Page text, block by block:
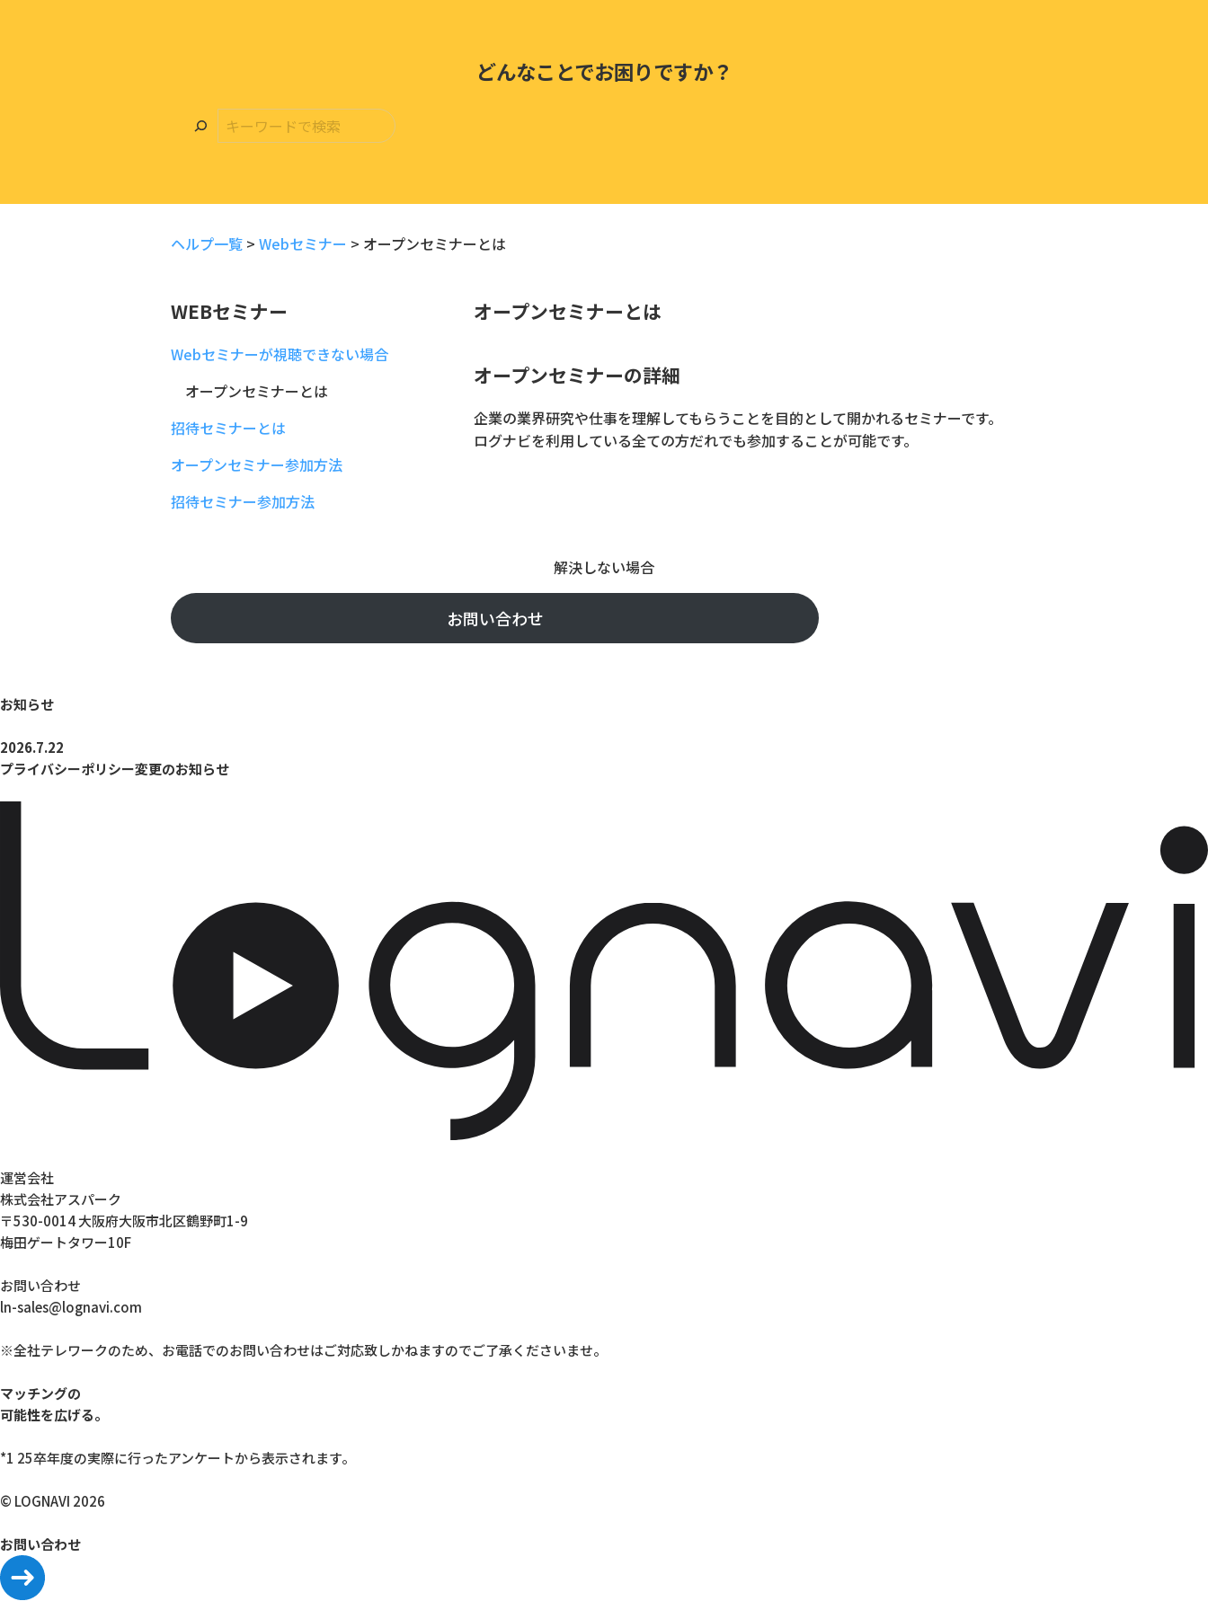
どんなことでお困りですか？
ヘルプ一覧 > Webセミナー > オープンセミナーとは
WEBセミナー
Webセミナーが視聴できない場合
オープンセミナーとは
招待セミナーとは
オープンセミナー参加方法
招待セミナー参加方法
オープンセミナーとは
オープンセミナーの詳細
企業の業界研究や仕事を理解してもらうことを目的として開かれるセミナーです。
ログナビを利用している全ての方だれでも参加することが可能です。
解決しない場合
お問い合わせ
お知らせ
2026.7.22
プライバシーポリシー変更のお知らせ
運営会社
株式会社アスパーク
〒530-0014 大阪府大阪市北区鶴野町1-9
梅田ゲートタワー10F
お問い合わせ
ln-sales@lognavi.com
※全社テレワークのため、お電話でのお問い合わせはご対応致しかねますのでご了承くださいませ。
マッチングの
可能性を広げる。
*1 25卒年度の実際に行ったアンケートから表示されます。
© LOGNAVI 2026
お問い合わせ